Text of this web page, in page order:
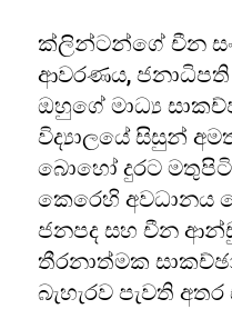
ක්ලින්ටන්ගේ චීන
ආවරණය,
ඔහුගේ මාධ්‍ය
විද්‍යාලයේ සිසුන්
බොහෝ දුරට
කෙරෙහි අවධානය
ජනපද සහ චීන
තීරනාත්මක
බැහැරව පැවති